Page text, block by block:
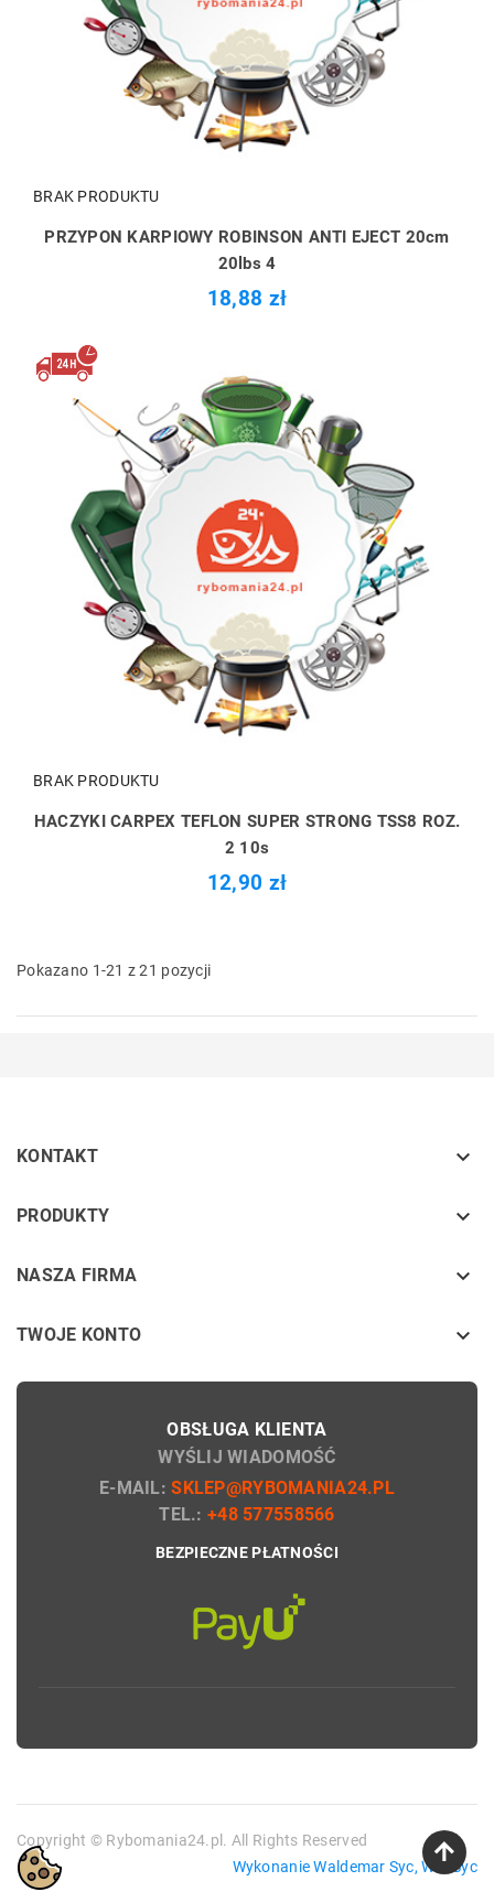
BRAK PRODUKTU
PRZYPON KARPIOWY ROBINSON ANTI EJECT 20cm
20lbs 4
18,88 zł
BRAK PRODUKTU
HACZYKI CARPEX TEFLON SUPER STRONG TSS8 ROZ.
2 10s
12,90 zł
Pokazano 1-21 z 21 pozycji
KONTAKT 
PRODUKTY keyboard_arrow_down
NASZA FIRMA keyboard_arrow_down
TWOJE KONTO 
OBSŁUGA KLIENTA
WYŚLIJ WIADOMOŚĆ
E-MAIL:SKLEP@RYBOMANIA24.PL
TEL.:+48 577558566
BEZPIECZNE PŁATNOŚCI
Copyright © Rybomania24.pl. All Rights Reserved
Wykonanie Waldemar Syc, WebSyc